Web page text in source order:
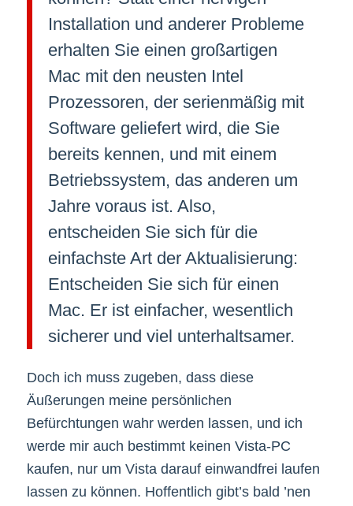
Installation und anderer Probleme
erhalten Sie einen großartigen
Mac mit den neusten Intel
Prozessoren, der serienmäßig mit
Software geliefert wird, die Sie
bereits kennen, und mit einem
Betriebssystem, das anderen um
Jahre voraus ist. Also,
entscheiden Sie sich für die
einfachste Art der Aktualisierung:
Entscheiden Sie sich für einen
Mac. Er ist einfacher, wesentlich
sicherer und viel unterhaltsamer.
Doch ich muss zugeben, dass diese
Äußerungen meine persönlichen
Befürchtungen wahr werden lassen, und ich
werde mir auch bestimmt keinen Vista-PC
kaufen, nur um Vista darauf einwandfrei laufen
lassen zu können. Hoffentlich gibt’s bald ’nen